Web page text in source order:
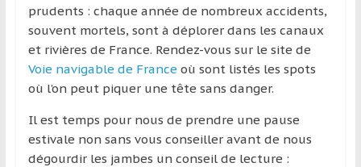
d’un
pays
d’une
région
prudents : chaque année de nombreux accidents,
souvent mortels, sont à déplorer dans les canaux
et rivières de France. Rendez-vous sur le site de
Voie navigable de Franceoù sont listés les spots
où l’on peut piquer une tête sans danger.
Il est temps pour nous de prendre une pause
estivale non sans vous conseiller avant de nous
dégourdir les jambes un conseil de lecture :